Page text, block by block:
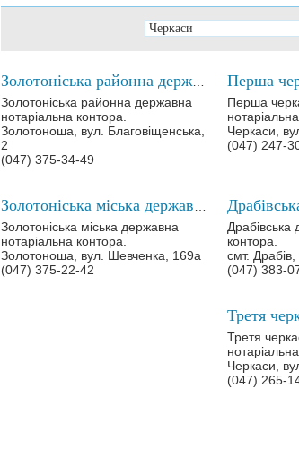
Золотоніська районна державна
нотаріальна контора.
Золотоноша, вул. Благовіщенська,
2
(047) 375-34-49
Перша
Черкаси,
(047) 247-
Золотоніська міська державна
нотаріальна контора.
Золотоноша, вул. Шевченка, 169а
(047) 375-22-42
Драбівська
контора.
смт.
(047) 383-
Третя
Черкаси,
(047) 265-